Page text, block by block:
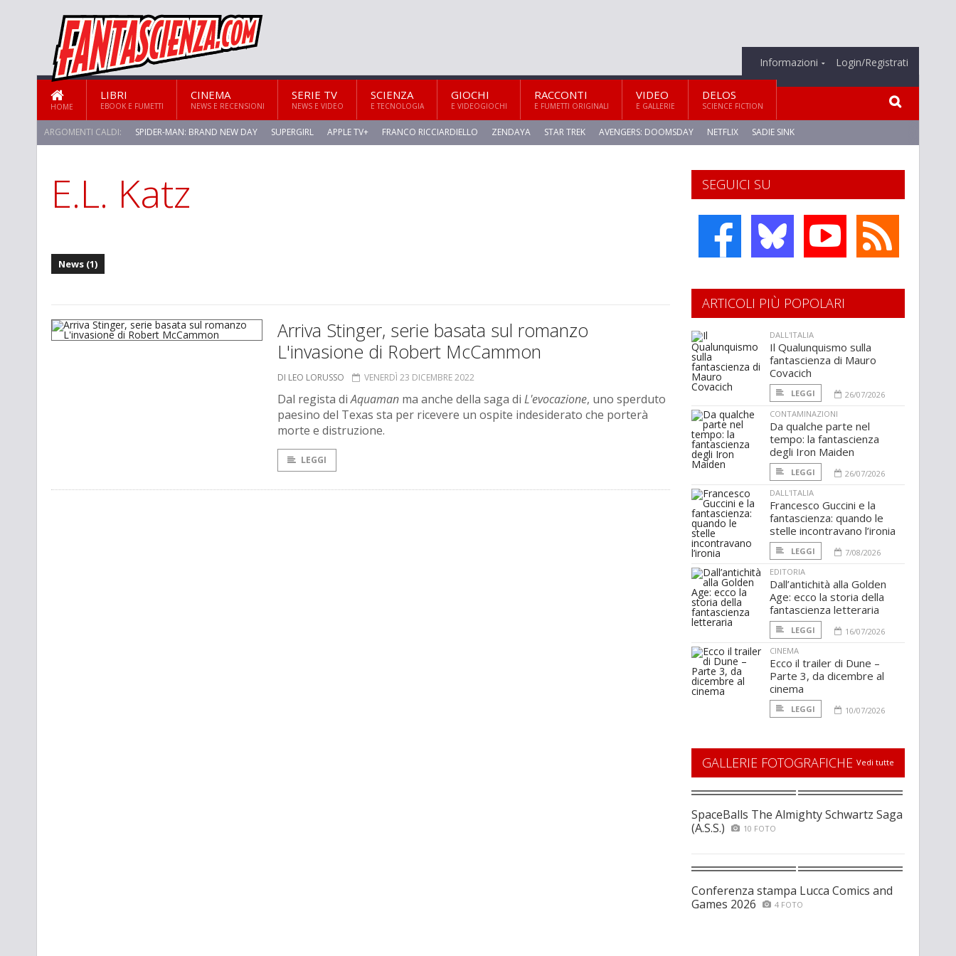
Informazioni Login/Registrati
HOME
LIBRI
EBOOK E FUMETTI
CINEMA
NEWS E RECENSIONI
SERIE TV
NEWS E VIDEO
SCIENZA
E TECNOLOGIA
GIOCHI
E VIDEOGIOCHI
RACCONTI
E FUMETTI ORIGINALI
VIDEO
E GALLERIE
DELOS
SCIENCE FICTION
ARGOMENTI CALDI: SPIDER-MAN: BRAND NEW DAY SUPERGIRL APPLE TV+ FRANCO RICCIARDIELLO ZENDAYA STAR TREK AVENGERS: DOOMSDAY NETFLIX SADIE SINK
E.L. Katz
News (1)
Arriva Stinger, serie basata sul romanzo
L'invasione di Robert McCammon
DI LEO LORUSSO VENERDÌ 23 DICEMBRE 2022
Dal regista diAquaman ma anche della saga di L'evocazione, uno sperduto
paesino del Texas sta per ricevere un ospite indesiderato che porterà
morte e distruzione.
LEGGI
SEGUICI SU
ARTICOLI PIÙ POPOLARI
DALL'ITALIA
Il Qualunquismo sulla
fantascienza di Mauro
Covacich
LEGGI
26/07/2026
CONTAMINAZIONI
Da qualche parte nel
tempo: la fantascienza
degli Iron Maiden
LEGGI
26/07/2026
DALL'ITALIA
Francesco Guccini e la
fantascienza: quando le
stelle incontravano l’ironia
LEGGI
7/08/2026
EDITORIA
Dall’antichità alla Golden
Age: ecco la storia della
fantascienza letteraria
LEGGI
16/07/2026
CINEMA
Ecco il trailer di Dune –
Parte 3, da dicembre al
cinema
LEGGI 10/07/2026
GALLERIE FOTOGRAFICHE Vedi tutte
SpaceBalls The Almighty Schwartz Saga
(A.S.S.)
10 FOTO
Conferenza stampa Lucca Comics and
Games 2026
4 FOTO